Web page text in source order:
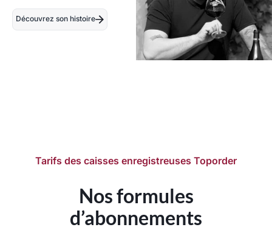
Découvrez son histoire
Tarifs des caisses enregistreuses Toporder
Nos formules
d’abonnements